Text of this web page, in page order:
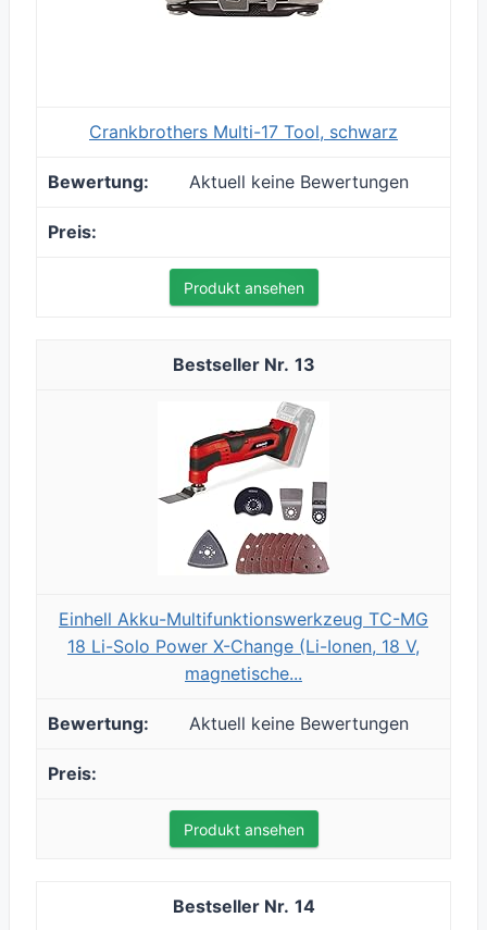
Crankbrothers Multi-17 Tool, schwarz
Aktuell keine Bewertungen
Produkt ansehen
13
Einhell Akku-Multifunktionswerkzeug TC-MG
18 Li-Solo Power X-Change (Li-Ionen, 18 V,
magnetische...
Aktuell keine Bewertungen
Produkt ansehen
14